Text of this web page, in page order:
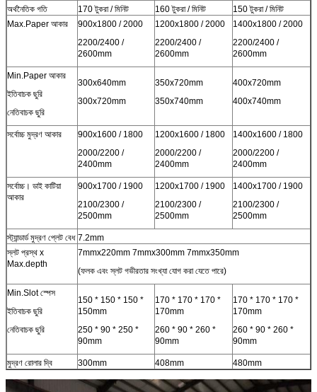
অর্থনৈতিক গতি
170 টুকরা / মিনিট 160 টুকরা / মিনিট
150 টুকরা / মিনিট
Max.Paper আকার
900x1800 / 2000
2200/2400 /
2600mm
1200x1800 / 2000
2200/2400 /
2600mm
1400x1800 / 2000
2200/2400 /
2600mm
Min.Paper আকার
ইতিবাচক ছুরি
নেতিবাচক ছুরি
300x640mm
300x720mm
350x720mm
350x740mm
400x720mm
400x740mm
সর্বোচ্চ মুদ্রণ আকার
900x1600 / 1800
2000/2200 /
2400mm
1200x1600 / 1800
2000/2200 /
2400mm
1400x1600 / 1800
2000/2200 /
2400mm
সর্বোচ্চ। ডাই কাটিয়া
আকার
900x1700 / 1900
2100/2300 /
2500mm
1200x1700 / 1900
2100/2300 /
2500mm
1400x1700 / 1900
2100/2300 /
2500mm
স্ট্যান্ডার্ড মুদ্রণ প্লেট বেধ 7.2mm
স্লট প্রস্থ x
Max.depth
7mmx220mm 7mmx300mm 7mmx350mm
(ফলক এবং স্লট গভীরতার সংখ্যা যোগ করা যেতে পারে)
Min.Slot স্পেস
ইতিবাচক ছুরি
নেতিবাচক ছুরি
150 * 150 * 150 *
150mm
250 * 90 * 250 *
90mm
170 * 170 * 170 *
170mm
260 * 90 * 260 *
90mm
170 * 170 * 170 *
170mm
260 * 90 * 260 *
90mm
মুদ্রণ রোলার দ্বি 300mm 408mm 480mm